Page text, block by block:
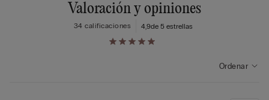
Valoración y opiniones
4,9de 5 estrellas
34 calificaciones
Ordenar